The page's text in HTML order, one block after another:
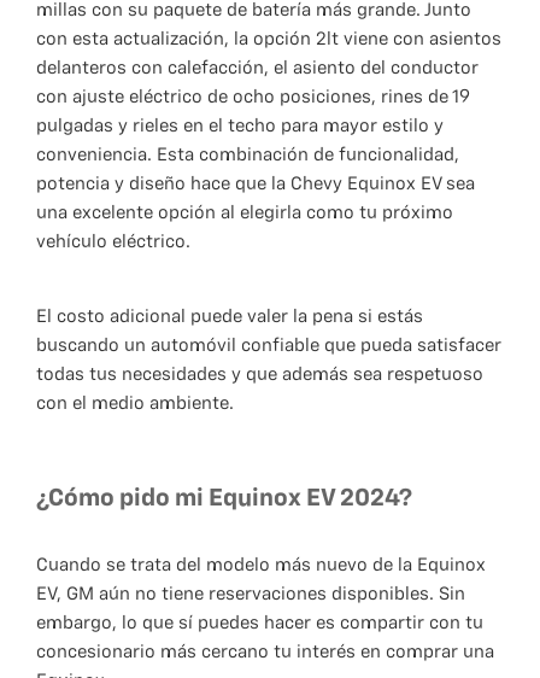
millas con su paquete de batería más grande. Junto
con esta actualización, la opción 2lt viene con asientos
delanteros con calefacción, el asiento del conductor
con ajuste eléctrico de ocho posiciones, rines de 19
pulgadas y rieles en el techo para mayor estilo y
conveniencia. Esta combinación de funcionalidad,
potencia y diseño hace que la Chevy Equinox EV sea
una excelente opción al elegirla como tu próximo
vehículo eléctrico.
El costo adicional puede valer la pena si estás
buscando un automóvil confiable que pueda satisfacer
todas tus necesidades y que además sea respetuoso
con el medio ambiente.
¿Cómo pido mi Equinox EV 2024?
Cuando se trata del modelo más nuevo de la Equinox
EV, GM aún no tiene reservaciones disponibles. Sin
embargo, lo que sí puedes hacer es compartir con tu
concesionario más cercano tu interés en comprar una